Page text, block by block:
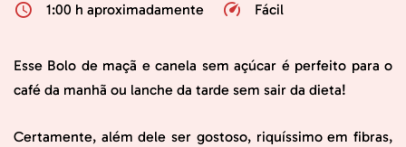
1:00 h aproximadamente Fácil
Esse Bolo de maçã e canela sem açúcar é perfeito para o
café da manhã ou lanche da tarde sem sair da dieta!
Certamente, além dele ser gostoso, riquíssimo em fibras,